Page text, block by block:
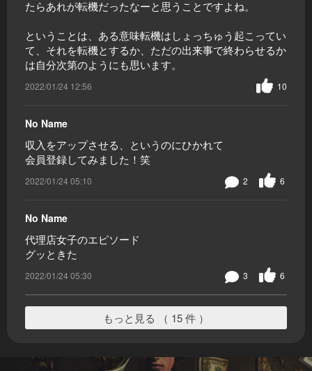
たらあれが転機だったなーと思うことですよね。
ということは、ある意味転機はしょっちゅう起こってい
て、それを転機とするか、ただの出来事で終わらせるか
は自分次第のようにも思います。
2022/01/24 12:56 10
No Name
収入をアップさせる、というのにひかれて
会員登録してみました！笑
2022/01/24 05:10 6
2
No Name
代理店女子のエピソード
グッときた
2022/01/24 05:30 6
3
もっと見る （ 15 件 ）